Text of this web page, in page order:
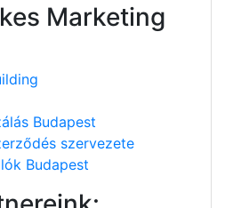
Marketing
Budapest
szervezete
Budapest